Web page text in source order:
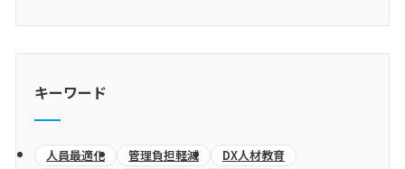
キーワード
人員最適化 管理負担軽減
DX人材教育